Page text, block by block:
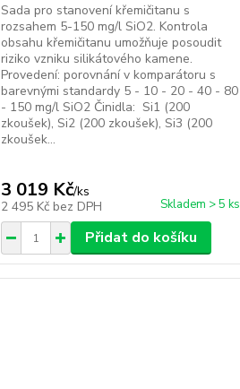
Sada pro stanovení křemičitanu s
rozsahem 5-150 mg/l SiO2. Kontrola
obsahu křemičitanu umožňuje posoudit
riziko vzniku silikátového kamene.
Provedení: porovnání v komparátoru s
barevnými standardy 5 - 10 - 20 - 40 - 80
- 150 mg/l SiO2 Činidla: Si1 (200
zkoušek), Si2 (200 zkoušek), Si3 (200
zkoušek...
3 019 Kč/ks
2 495 Kč bez DPH Skladem > 5 ks
Přidat do košíku